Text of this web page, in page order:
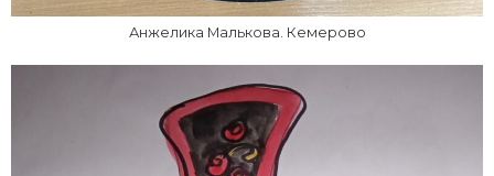
Анжелика Малькова. Кемерово